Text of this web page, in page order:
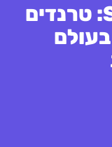
גיוס הון Seed 2025: טרנדים